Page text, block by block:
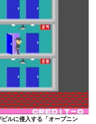
ルに侵入する「オープニン